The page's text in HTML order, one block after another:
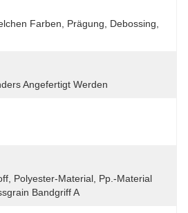
Farben, Prägung, Debossing,
Angefertigt Werden
Polyester-Material, Pp.-Material
Bandgriff A